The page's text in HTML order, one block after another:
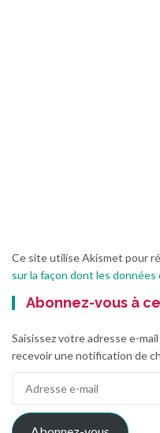
Ce site utilise Akismet pour
sur la façon dont les
Abonnez-vous à
Saisissez votre adresse e-
recevoir une notification de
mail